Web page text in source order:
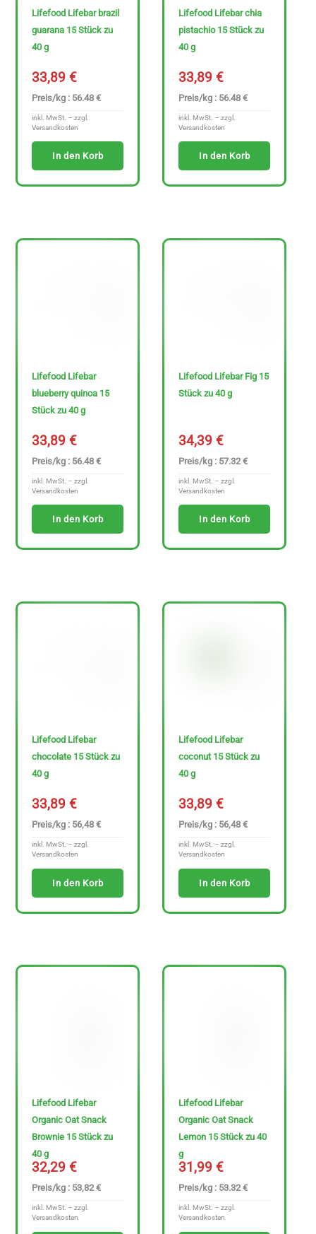
Lifefood Lifebar brazil
guarana 15 Stück zu
40 g
33,89€
Preis/kg : 56.48 €
inkl. MwSt. – zzgl.
Versandkosten
In den Korb
Lifefood Lifebar chia
pistachio 15 Stück zu
40 g
33,89€
Preis/kg : 56.48 €
inkl. MwSt. – zzgl.
Versandkosten
In den Korb
Lifefood Lifebar
blueberry quinoa 15
Stück zu 40 g
33,89€
Preis/kg : 56.48 €
inkl. MwSt. – zzgl.
Versandkosten
In den Korb
Lifefood Lifebar Fig 15
Stück zu 40 g
34,39€
Preis/kg : 57.32 €
inkl. MwSt. – zzgl.
Versandkosten
In den Korb
Lifefood Lifebar
chocolate 15 Stück zu
40 g
33,89€
Preis/kg : 56,48 €
inkl. MwSt. – zzgl.
Versandkosten
In den Korb
Lifefood Lifebar
coconut 15 Stück zu
40 g
33,89€
Preis/kg : 56,48 €
inkl. MwSt. – zzgl.
Versandkosten
In den Korb
Lifefood Lifebar
Organic Oat Snack
Brownie 15 Stück zu
40 g
32,29€
Preis/kg : 53,82 €
inkl. MwSt. – zzgl.
Versandkosten
Lifefood Lifebar
Organic Oat Snack
Lemon 15 Stück zu 40
g
31,99€
Preis/kg : 53.32 €
inkl. MwSt. – zzgl.
Versandkosten